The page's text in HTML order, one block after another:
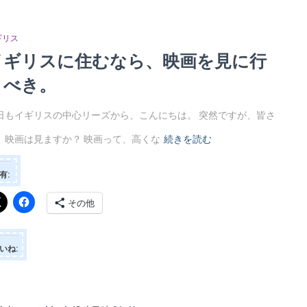
リス
リスに住むなら、映画を見に行
き。
もイギリスの中心リーズから、こんにちは。 突然ですが、皆さ
映画は見ますか？ 映画って、高くな 続きを読む
:
その他
ね: